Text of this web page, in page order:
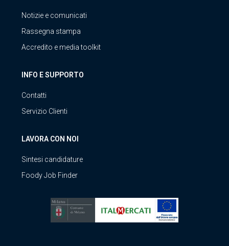
Notizie e comunicati
Rassegna stampa
Accredito e media toolkit
INFO E SUPPORTO
Contatti
Servizio Clienti
LAVORA CON NOI
Sintesi candidature
Foody Job Finder